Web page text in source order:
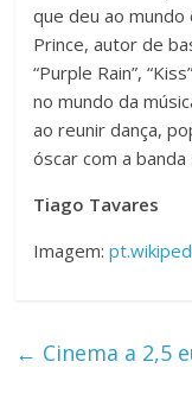
que deu ao mundo
Prince, autor de
“Purple Rain”,
no mundo da
ao reunir dança,
óscar com a banda
Tiago Tavares
Imagem:
← Cinema a 2,5